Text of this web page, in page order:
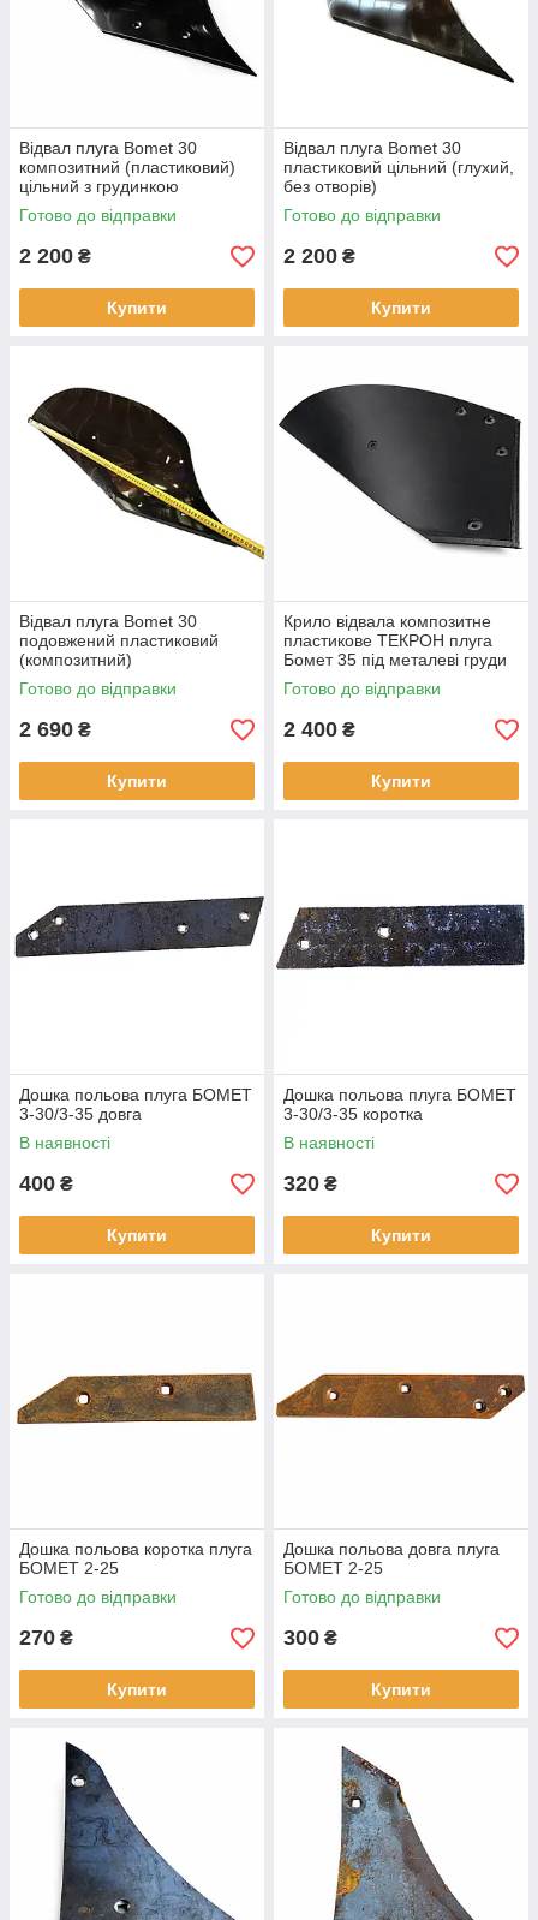
Відвал плуга Bomet 30
композитний (пластиковий)
цільний з грудинкою
Готово до відправки
2 200 ₴
Купити
Відвал плуга Bomet 30
пластиковий цільний (глухий,
без отворів)
Готово до відправки
2 200 ₴
Купити
Відвал плуга Bomet 30
подовжений пластиковий
(композитний)
Готово до відправки
2 690 ₴
Купити
Крило відвала композитне
пластикове ТЕКРОН плуга
Бомет 35 під металеві груди
Готово до відправки
2 400 ₴
Купити
Дошка польова плуга БОМЕТ
3-30/3-35 довга
В наявності
400 ₴
Купити
Дошка польова плуга БОМЕТ
3-30/3-35 коротка
В наявності
320 ₴
Купити
Дошка польова коротка плуга
БОМЕТ 2-25
Готово до відправки
270 ₴
Купити
Дошка польова довга плуга
БОМЕТ 2-25
Готово до відправки
300 ₴
Купити